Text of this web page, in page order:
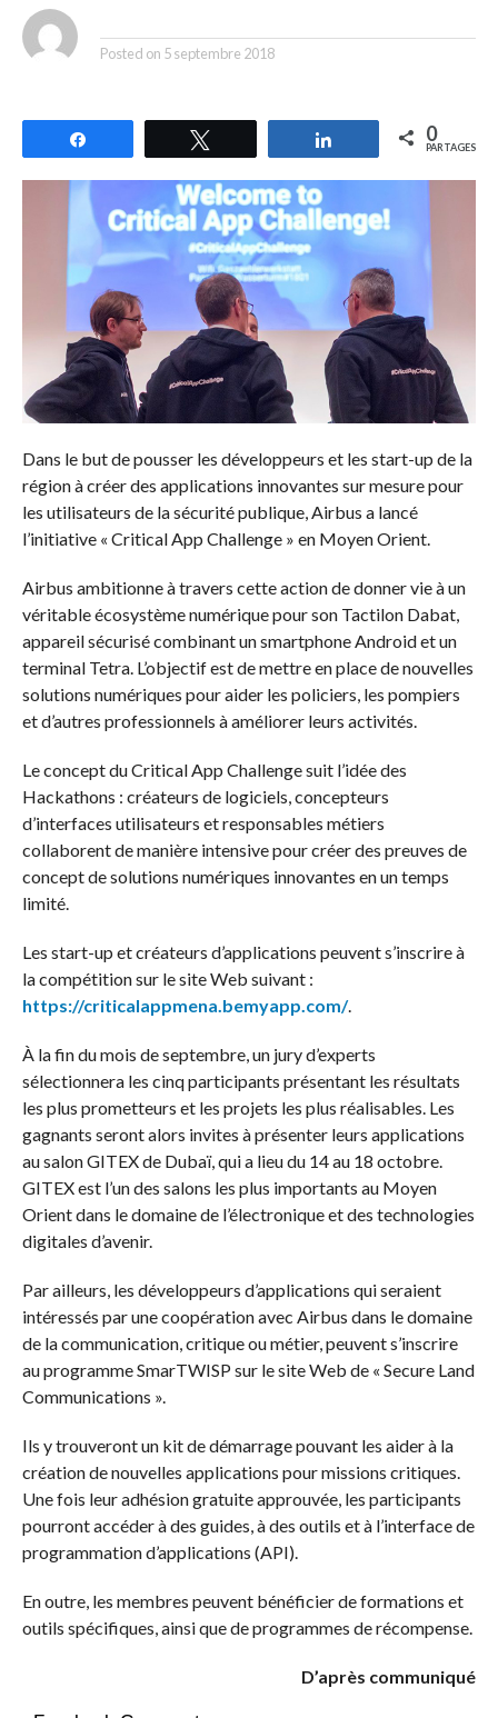
Posted on 5 septembre 2018
Partagez 0
PARTAGES
Dans le but de pousser les développeurs et les start-up de la
région à créer des applications innovantes sur mesure pour
les utilisateurs de la sécurité publique, Airbus a lancé
l’initiative « Critical App Challenge » en Moyen Orient.
Airbus ambitionne à travers cette action de donner vie à un
véritable écosystème numérique pour son Tactilon Dabat,
appareil sécurisé combinant un smartphone Android et un
terminal Tetra. L’objectif est de mettre en place de nouvelles
solutions numériques pour aider les policiers, les pompiers
et d’autres professionnels à améliorer leurs activités.
Le concept du Critical App Challenge suit l’idée des
Hackathons : créateurs de logiciels, concepteurs
d’interfaces utilisateurs et responsables métiers
collaborent de manière intensive pour créer des preuves de
concept de solutions numériques innovantes en un temps
limité.
Les start-up et créateurs d’applications peuvent s’inscrire à
la compétition sur le site Web suivant :
https://criticalappmena.bemyapp.com/.
À la fin du mois de septembre, un jury d’experts
sélectionnera les cinq participants présentant les résultats
les plus prometteurs et les projets les plus réalisables. Les
gagnants seront alors invites à présenter leurs applications
au salon GITEX de Dubaï, qui a lieu du 14 au 18 octobre.
GITEX est l’un des salons les plus importants au Moyen
Orient dans le domaine de l’électronique et des technologies
digitales d’avenir.
Par ailleurs, les développeurs d’applications qui seraient
intéressés par une coopération avec Airbus dans le domaine
de la communication, critique ou métier, peuvent s’inscrire
au programme SmarTWISP sur le site Web de « Secure Land
Communications ».
Ils y trouveront un kit de démarrage pouvant les aider à la
création de nouvelles applications pour missions critiques.
Une fois leur adhésion gratuite approuvée, les participants
pourront accéder à des guides, à des outils et à l’interface de
programmation d’applications (API).
En outre, les membres peuvent bénéficier de formations et
outils spécifiques, ainsi que de programmes de récompense.
D’après communiqué